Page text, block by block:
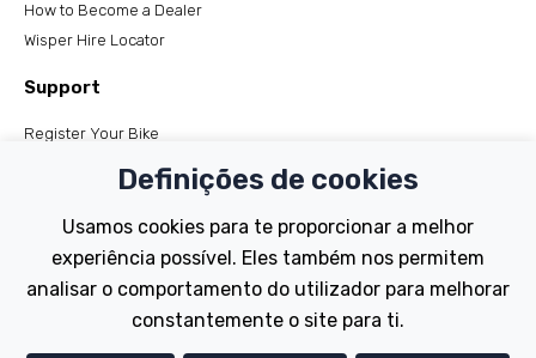
How to Become a Dealer
Wisper Hire Locator
Support
Register Your Bike
Tutorials
Electric Bikes
Definições de cookies
Usamos cookies para te proporcionar a melhor
experiência possível. Eles também nos permitem
analisar o comportamento do utilizador para melhorar
constantemente o site para ti.